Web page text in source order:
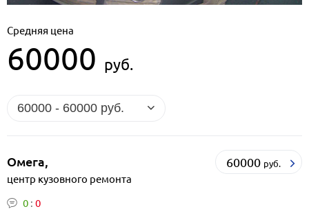
Средняя цена
60000 руб.
60000 руб.
Омега,
центр кузовного ремонта
0 : 0